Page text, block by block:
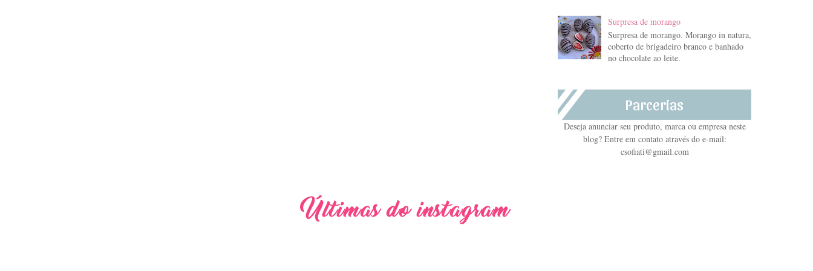
Surpresa de morango. Morango in natura,
coberto de brigadeiro branco e banhado
no chocolate ao leite.
Parcerias
Deseja anunciar seu produto, marca ou empresa neste
blog? Entre em contato através do e-mail:
csofiati@gmail.com